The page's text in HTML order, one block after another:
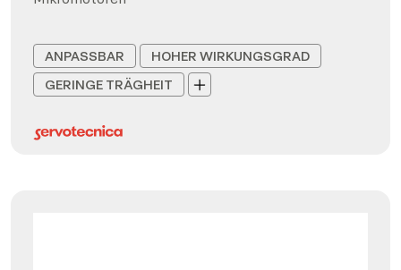
ANPASSBAR
HOHER WIRKUNGSGRAD
GERINGE TRÄGHEIT